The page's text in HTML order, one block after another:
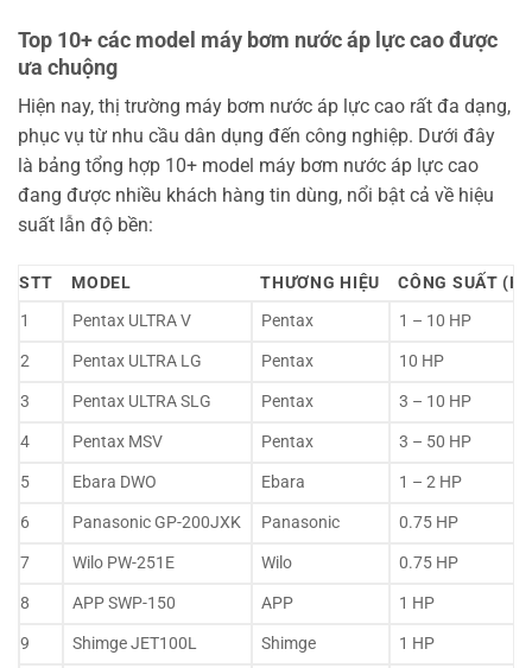
Top 10+ các model máy bơm nước áp lực cao được
ưa chuộng
Hiện nay, thị trường máy bơm nước áp lực cao rất đa dạng,
phục vụ từ nhu cầu dân dụng đến công nghiệp. Dưới đây
là bảng tổng hợp 10+ model máy bơm nước áp lực cao
đang được nhiều khách hàng tin dùng, nổi bật cả về hiệu
suất lẫn độ bền:
STT MODEL THƯƠNG HIỆU
CÔNG SUẤT
1
Pentax ULTRA V Pentax
1 – 10 HP
2
Pentax ULTRA LG Pentax
10 HP
3
Pentax ULTRA SLG Pentax
3 – 10 HP
4
Pentax MSV Pentax
3 – 50 HP
5
Ebara DWO Ebara
1 – 2 HP
6
Panasonic GP-200JXK Panasonic
0.75 HP
7
Wilo PW-251E Wilo
0.75 HP
8
APP SWP-150 APP
1 HP
9
Shimge JET100L Shimge
1 HP